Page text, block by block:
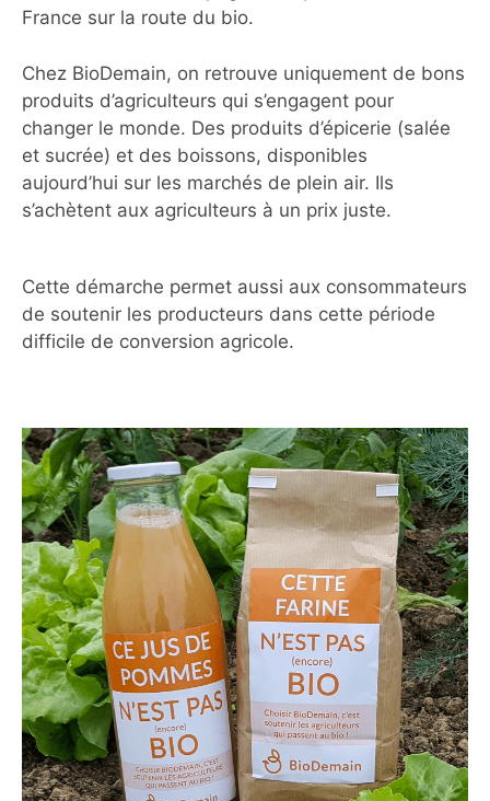
France sur la route du bio.
Chez BioDemain, on retrouve uniquement de bons
produits d’agriculteurs qui s’engagent pour
changer le monde. Des produits d’épicerie (salée
et sucrée) et des boissons, disponibles
aujourd’hui sur les marchés de plein air. Ils
s’achètent aux agriculteurs à un prix juste.
Cette démarche permet aussi aux consommateurs
de soutenir les producteurs dans cette période
difficile de conversion agricole.